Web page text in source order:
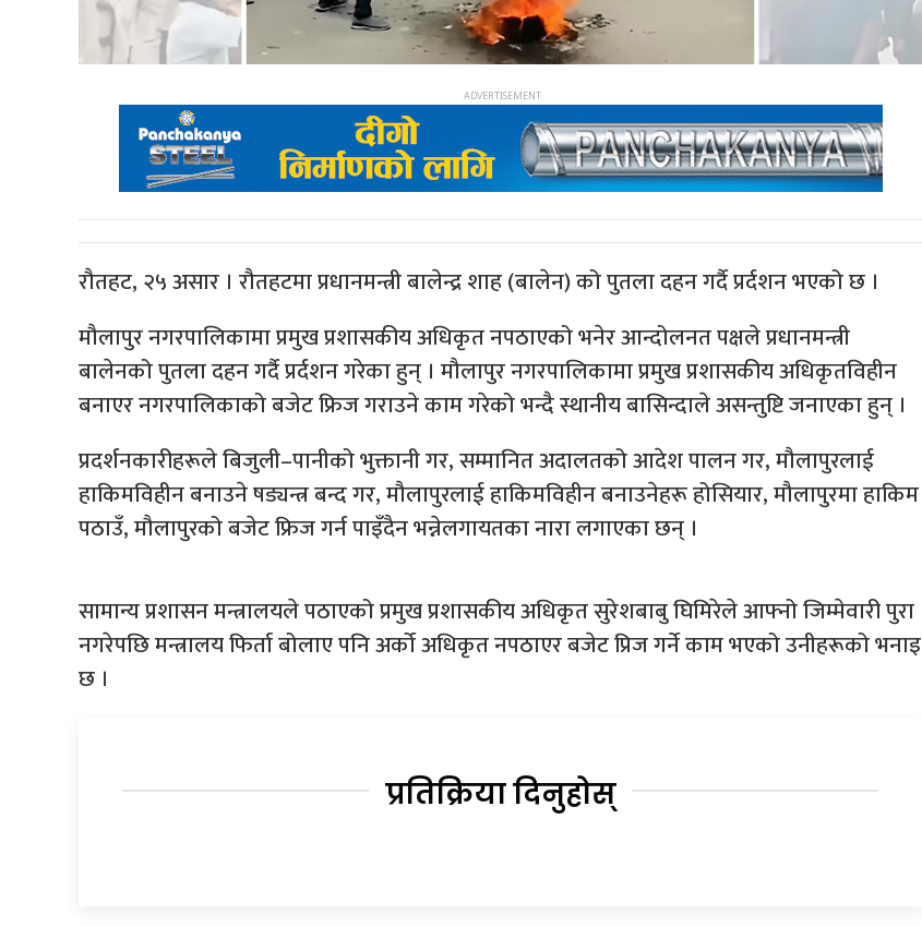
रौतहट, २५ असार । रौतहटमा प्रधानमन्त्री बालेन्द्र शाह (बालेन) को पुतला दहन गर्दै प्रर्दशन भएको छ ।
मौलापुर नगरपालिकामा प्रमुख प्रशासकीय अधिकृत नपठाएको भनेर आन्दोलनत पक्षले प्रधानमन्त्री
बालेनको पुतला दहन गर्दै प्रर्दशन गरेका हुन् । मौलापुर नगरपालिकामा प्रमुख प्रशासकीय अधिकृतविहीन
बनाएर नगरपालिकाको बजेट फ्रिज गराउने काम गरेको भन्दै स्थानीय बासिन्दाले असन्तुष्टि जनाएका हुन् ।
प्रदर्शनकारीहरूले बिजुली–पानीको भुक्तानी गर, सम्मानित अदालतको आदेश पालन गर, मौलापुरलाई
हाकिमविहीन बनाउने षड्यन्त्र बन्द गर, मौलापुरलाई हाकिमविहीन बनाउनेहरू होसियार, मौलापुरमा हाकिम
पठाउँ, मौलापुरको बजेट फ्रिज गर्न पाइँदैन भन्नेलगायतका नारा लगाएका छन् ।
सामान्य प्रशासन मन्त्रालयले पठाएको प्रमुख प्रशासकीय अधिकृत सुरेशबाबु घिमिरेले आफ्नो जिम्मेवारी पुरा
नगरेपछि मन्त्रालय फिर्ता बोलाए पनि अर्को अधिकृत नपठाएर बजेट प्रिज गर्ने काम भएको उनीहरूको भनाइ
छ ।
प्रतिक्रिया दिनुहोस्